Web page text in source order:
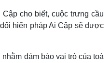
Việc làm
Biển đảo
cho biết, cuộc trưng cầu
hiến pháp Ai Cập sẽ được
đảm bảo vai trò của toà